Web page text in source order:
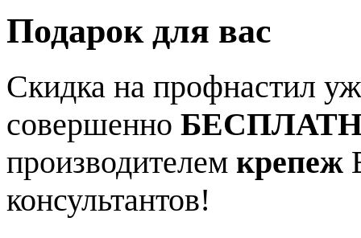
Подарок для вас
Скидка на профнастил
совершенно
производителем крепеж
консультантов!